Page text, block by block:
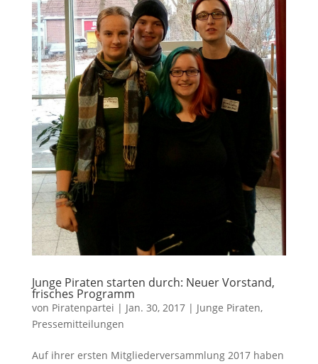
Junge Piraten starten durch: Neuer Vorstand,
frisches Programm
von Piratenpartei | Jan. 30, 2017| Junge Piraten,
Pressemitteilungen
Auf ihrer ersten Mitgliederversammlung 2017 haben